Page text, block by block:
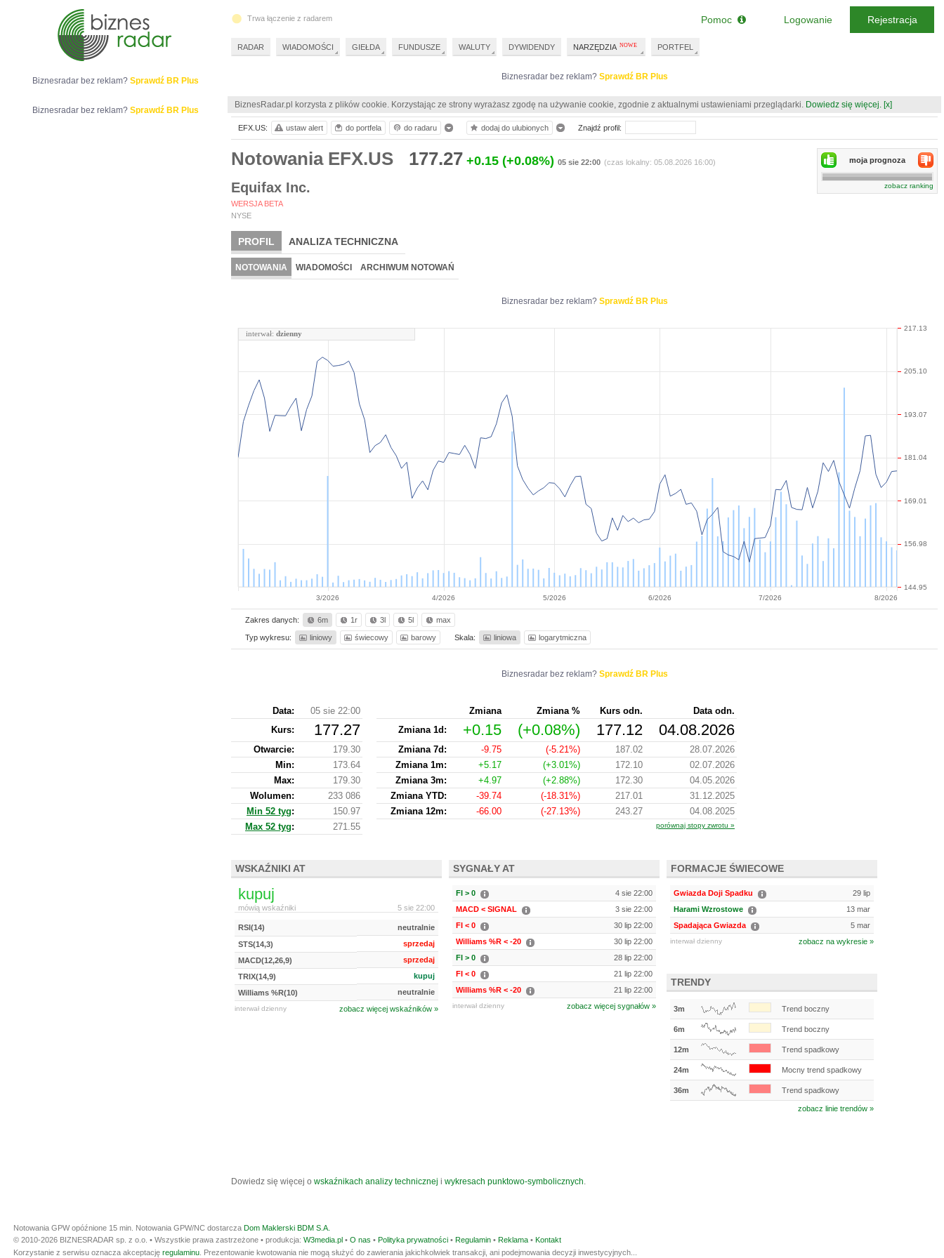
Biznesradar bez reklam? Sprawdź BR Plus
BiznesRadar.pl korzysta z plików cookie. Korzystając ze strony wyrażasz zgodę na używanie cookie, zgodnie z aktualnymi ustawieniami przeglądarki. Dowiedz się więcej. [x]
Notowania EFX.US 177.27 +0.15 (+0.08%) 05 sie 22:00 (czas lokalny: 05.08.2026 16:00)
Equifax Inc.
WERSJA BETA
NYSE
moja prognoza
zobacz ranking
PROFIL ANALIZA TECHNICZNA
NOTOWANIA WIADOMOŚCI ARCHIWUM NOTOWAŃ
Biznesradar bez reklam? Sprawdź BR Plus
3/2026 4/2026 5/2026 6/2026 7/2026 8/2026
144.95
156.98
169.01
181.04
193.07
205.10
217.13
interwał: dzienny
Zakres danych: 6m 1r 3l 5l max
Typ wykresu: liniowy świecowy barowy Skala: liniowa logarytmiczna
Biznesradar bez reklam? Sprawdź BR Plus
Data:
05 sie 22:00
Kurs: 177.27
Otwarcie:
179.30
Min:
173.64
Max:
179.30
Wolumen:
233 086
Min 52 tyg:
150.97
Max 52 tyg: 271.55
Zmiana Zmiana % Kurs odn.
Data odn.
Zmiana 1d:
+0.15 (+0.08%) 177.12 04.08.2026
Zmiana 7d: -9.75 (-5.21%) 187.02
28.07.2026
Zmiana 1m:
+5.17 (+3.01%) 172.10
02.07.2026
Zmiana 3m:
+4.97 (+2.88%) 172.30
04.05.2026
Zmiana YTD:
-39.74 (-18.31%) 217.01
31.12.2025
Zmiana 12m:
-66.00 (-27.13%) 243.27 04.08.2025
porównaj stopy zwrotu »
WSKAŹNIKI AT
kupuj
5 sie 22:00
mówią wskaźniki
RSI(14)
neutralnie
STS(14,3)
sprzedaj
MACD(12,26,9)
sprzedaj
TRIX(14,9)
kupuj
Williams %R(10)
neutralnie
interwał dzienny zobacz więcej wskaźników »
SYGNAŁY AT
FI > 0
4 sie 22:00
MACD < SIGNAL
3 sie 22:00
FI < 0
30 lip 22:00
Williams %R < -20
30 lip 22:00
FI > 0
28 lip 22:00
FI < 0
21 lip 22:00
Williams %R < -20
21 lip 22:00
interwał dzienny zobacz więcej sygnałów »
FORMACJE ŚWIECOWE
Gwiazda Doji Spadku
29 lip
Harami Wzrostowe
13 mar
Spadająca Gwiazda
5 mar
interwał dzienny zobacz na wykresie »
TRENDY
3m Trend boczny
6m Trend boczny
12m Trend spadkowy
24m Mocny trend spadkowy
36m Trend spadkowy
zobacz linie trendów »
Dowiedz się więcej o wskaźnikach analizy technicznej i wykresach punktowo-symbolicznych.
EFX.US: ustaw alert do portfela do radaru dodaj do ulubionych Znajdź profil:
Biznesradar bez reklam? Sprawdź BR Plus
Biznesradar bez reklam? Sprawdź BR Plus
Trwa łączenie z radarem
RADAR WIADOMOŚCI GIEŁDA FUNDUSZE WALUTY DYWIDENDY NARZĘDZIA PORTFEL
Pomoc Logowanie Rejestracja
Notowania GPW opóźnione 15 min. Notowania GPW/NC dostarcza Dom Maklerski BDM S.A.
© 2010-2026 BIZNESRADAR sp. z o.o. • Wszystkie prawa zastrzeżone • produkcja: W3media.pl • O nas • Polityka prywatności • Regulamin • Reklama • Kontakt
Korzystanie z serwisu oznacza akceptację regulaminu . Prezentowanie kwotowania nie mogą służyć do zawierania jakichkolwiek transakcji, ani podejmowania decyzji inwestycyjnych...